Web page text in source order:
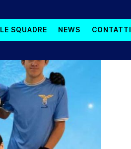
LE SQUADRE NEWS CONTATTI